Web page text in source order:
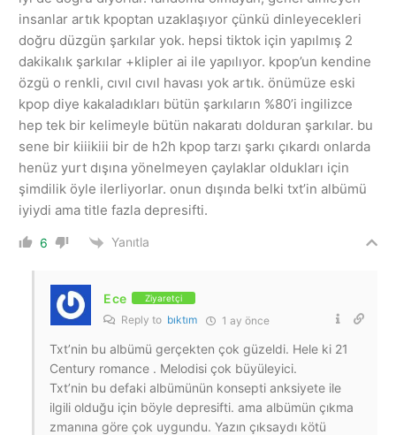
insanlar artık kpoptan uzaklaşıyor çünkü dinleyecekleri
doğru düzgün şarkılar yok. hepsi tiktok için yapılmış 2
dakikalık şarkılar +klipler ai ile yapılıyor. kpop’un kendine
özgü o renkli, cıvıl cıvıl havası yok artık. önümüze eski
kpop diye kakaladıkları bütün şarkıların %80’i ingilizce
hep tek bir kelimeyle bütün nakaratı dolduran şarkılar. bu
sene bir kiiikiii bir de h2h kpop tarzı şarkı çıkardı onlarda
henüz yurt dışına yönelmeyen çaylaklar oldukları için
şimdilik öyle ilerliyorlar. onun dışında belki txt’in albümü
iyiydi ama title fazla depresifti.
6 Yanıtla
Ece Ziyaretçi
Reply to bıktım 1 ay önce
Txt’nin bu albümü gerçekten çok güzeldi. Hele ki 21
Century romance . Melodisi çok büyüleyici.
Txt’nin bu defaki albümünün konsepti anksiyete ile
ilgili olduğu için böyle depresifti. ama albümün çıkma
zmanına göre çok uygundu. Yazın çıksaydı kötü